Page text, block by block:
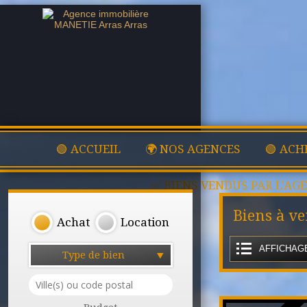
🟢 ACCUEIL 🌍 NOS AGENCES 🟢
✅ BIENS VENDUS PAR
Achat Location
Type de bien
Biens à